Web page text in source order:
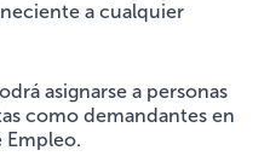
a cualquier
asignarse a personas
como demandantes en
Empleo.